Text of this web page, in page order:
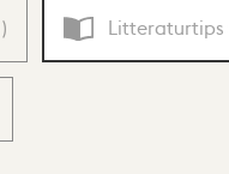
) Litteraturtips